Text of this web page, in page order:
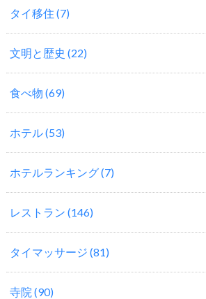
タイ移住 (7)
文明と歴史 (22)
食べ物 (69)
ホテル(53)
ホテルランキング(7)
レストラン (146)
タイマッサージ (81)
寺院 (90)